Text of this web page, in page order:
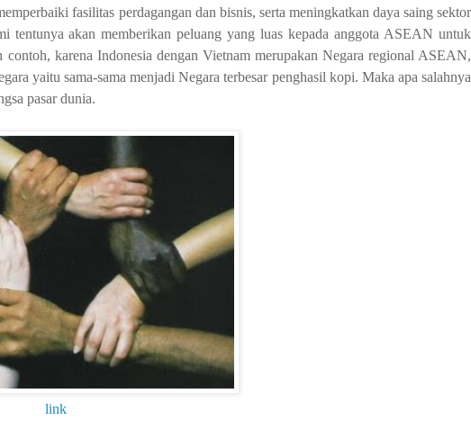
fasilitas perdagangan dan bisnis, serta meningkatkan daya saing sektor
akan memberikan peluang yang luas kepada anggota ASEAN untuk
contoh, karena Indonesia dengan Vietnam merupakan Negara regional ASEAN,
yaitu sama-sama menjadi Negara terbesar penghasil kopi. Maka apa salahnya
pasar dunia.
link